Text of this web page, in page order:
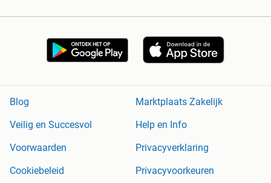
Blog
Marktplaats Zakelijk
Veilig en Succesvol
Help en Info
Voorwaarden
Privacyverklaring
Cookiebeleid
Privacyvoorkeuren